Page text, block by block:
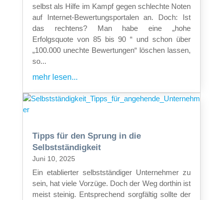
selbst als Hilfe im Kampf gegen schlechte Noten
auf Internet-Bewertungsportalen an. Doch: Ist
das rechtens? Man habe eine „hohe
Erfolgsquote von 85 bis 90 “ und schon über
„100.000 unechte Bewertungen“ löschen lassen,
so...
mehr lesen...
Tipps für den Sprung in die
Selbstständigkeit
Juni 10, 2025
Ein etablierter selbstständiger Unternehmer zu
sein, hat viele Vorzüge. Doch der Weg dorthin ist
meist steinig. Entsprechend sorgfältig sollte der